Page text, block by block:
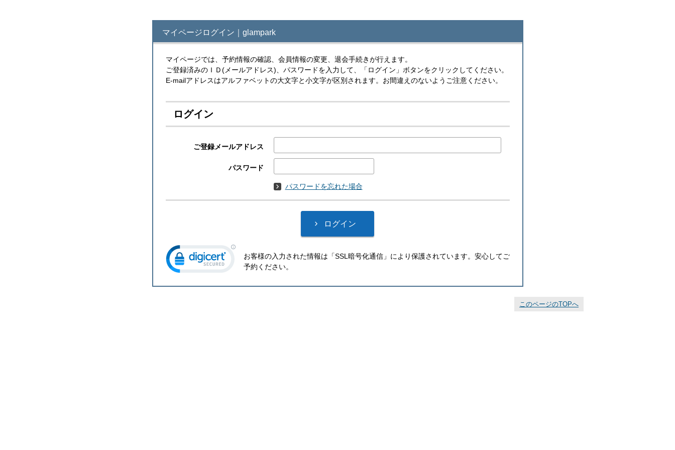
マイページログイン｜glampark
マイページでは、予約情報の確認、会員情報の変更、退会手続きが行えます。
ご登録済みのＩＤ(メールアドレス)、パスワードを入力して、「ログイン」ボタンをクリックしてください。
E-mailアドレスはアルファベットの大文字と小文字が区別されます。お間違えのないようご注意ください。
ログイン
ご登録メールアドレス
パスワード
パスワードを忘れた場合
お客様の入力された情報は「SSL暗号化通信」により保護されています。安心してご
予約ください。
このページのTOPへ